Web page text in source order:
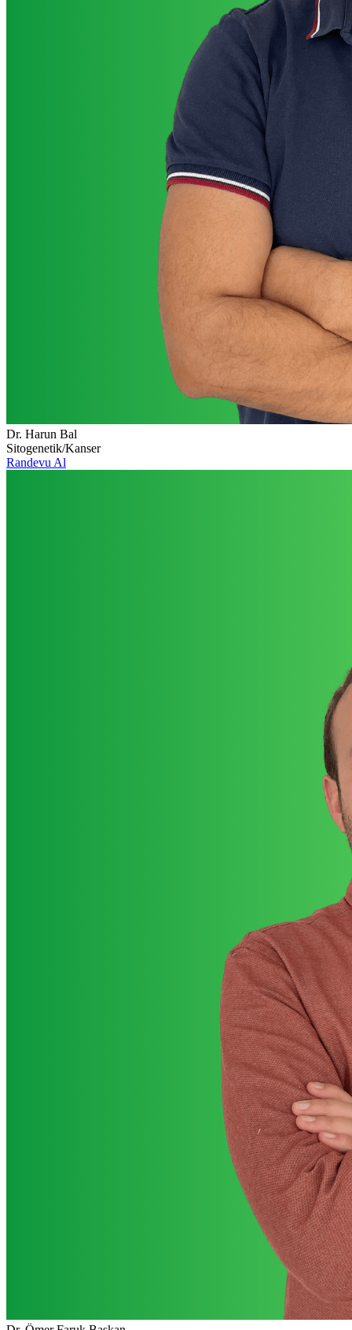
Dr. Harun Bal
Sitogenetik/Kanser
Randevu Al